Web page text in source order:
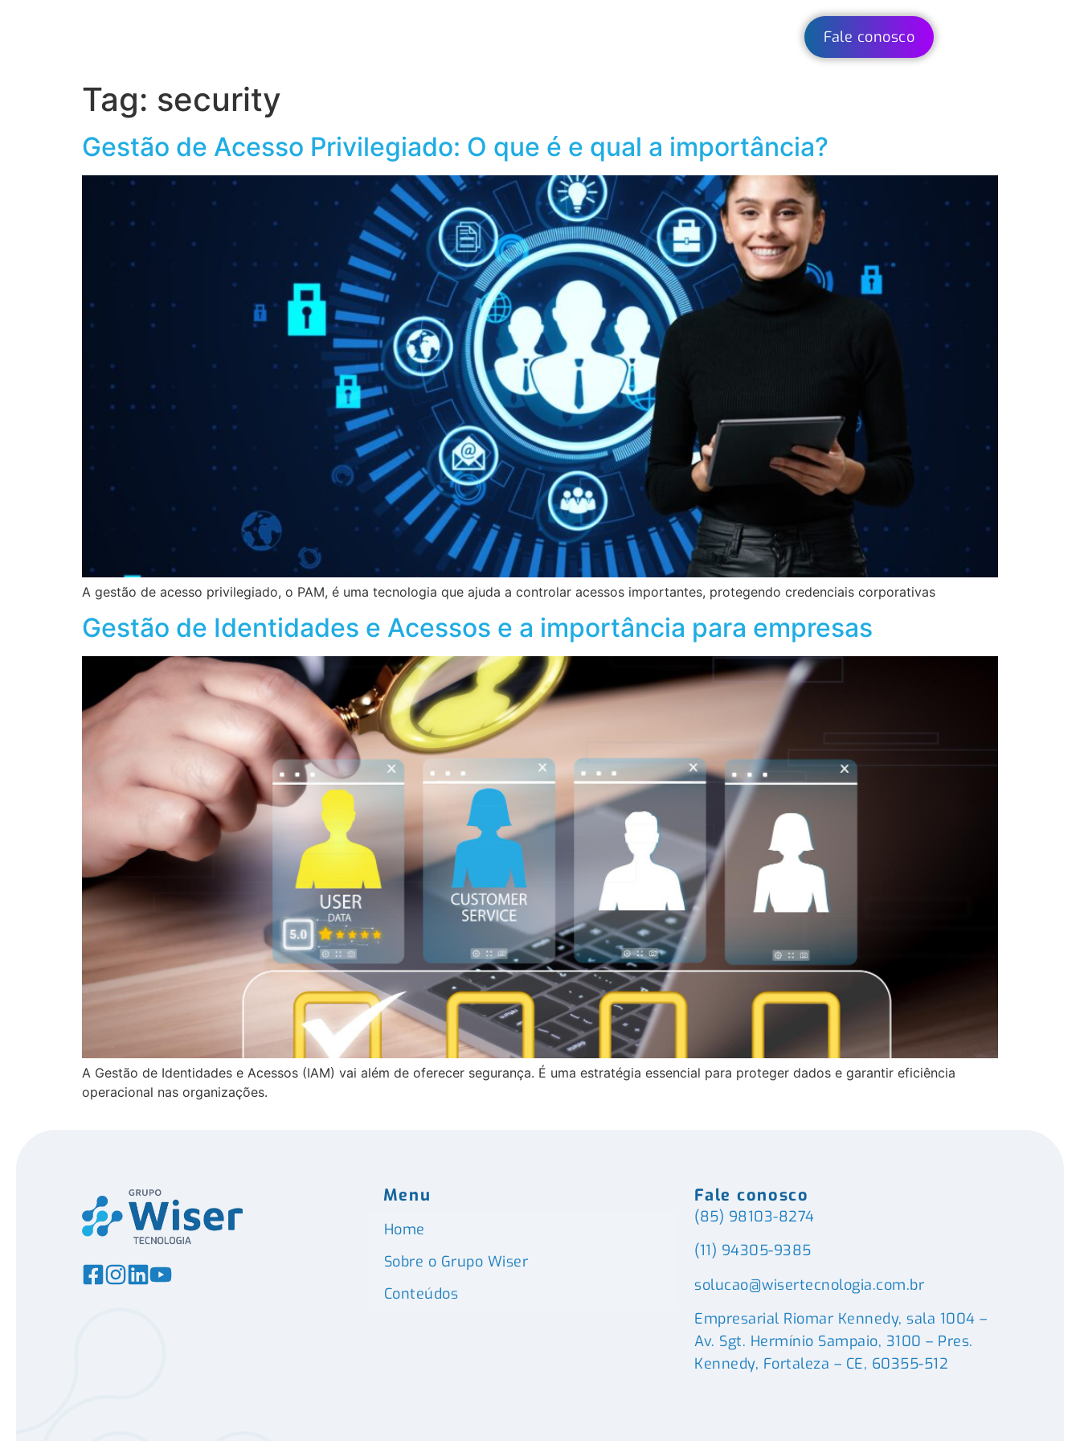
Fale conosco
Tag: security
Gestão de Acesso Privilegiado: O que é e qual a importância?
A gestão de acesso privilegiado, o PAM, é uma tecnologia que ajuda a controlar acessos importantes, protegendo credenciais corporativas
Gestão de Identidades e Acessos e a importância para empresas
A Gestão de Identidades e Acessos (IAM) vai além de oferecer segurança. É uma estratégia essencial para proteger dados e garantir eficiência
operacional nas organizações.
Menu
Home
Sobre o Grupo Wiser
Conteúdos
Fale conosco
(85) 98103-8274
(11) 94305-9385
solucao@wisertecnologia.com.br
Empresarial Riomar Kennedy, sala 1004 –
Av. Sgt. Hermínio Sampaio, 3100 – Pres.
Kennedy, Fortaleza – CE, 60355-512